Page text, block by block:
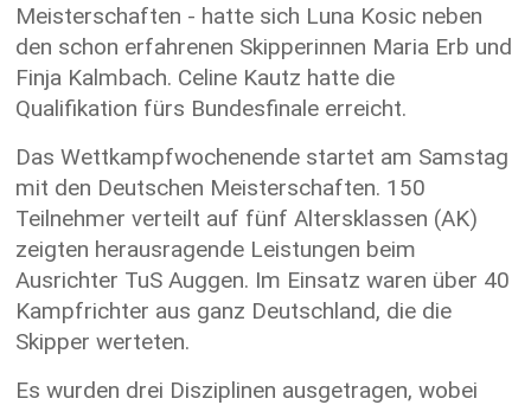
Meisterschaften - hatte sich Luna Kosic neben
den schon erfahrenen Skipperinnen Maria Erb und
Finja Kalmbach. Celine Kautz hatte die
Qualifikation fürs Bundesfinale erreicht.
Das Wettkampfwochenende startet am Samstag
mit den Deutschen Meisterschaften. 150
Teilnehmer verteilt auf fünf Altersklassen (AK)
zeigten herausragende Leistungen beim
Ausrichter TuS Auggen. Im Einsatz waren über 40
Kampfrichter aus ganz Deutschland, die die
Skipper werteten.
Es wurden drei Disziplinen ausgetragen, wobei